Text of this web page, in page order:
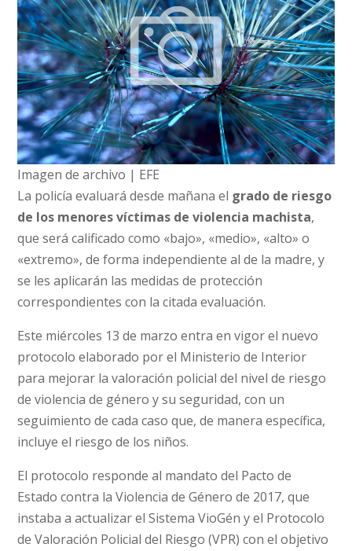
Imagen de archivo | EFE
La policía evaluará desde mañana el grado de riesgo
de los menores víctimas de violencia machista,
que será calificado como «bajo», «medio», «alto» o
«extremo», de forma independiente al de la madre, y
se les aplicarán las medidas de protección
correspondientes con la citada evaluación.
Este miércoles 13 de marzo entra en vigor el nuevo
protocolo elaborado por el Ministerio de Interior
para mejorar la valoración policial del nivel de riesgo
de violencia de género y su seguridad, con un
seguimiento de cada caso que, de manera específica,
incluye el riesgo de los niños.
El protocolo responde al mandato del Pacto de
Estado contra la Violencia de Género de 2017, que
instaba a actualizar el Sistema VioGén y el Protocolo
de Valoración Policial del Riesgo (VPR) con el objetivo